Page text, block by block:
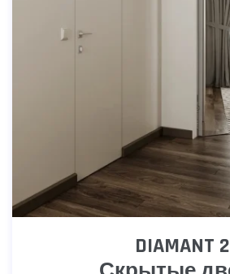
DIAMANT 2